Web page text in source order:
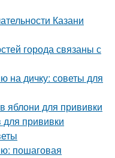
Казани
города связаны с
на дичку: советы для
яблони для прививки
для прививки
пошаговая